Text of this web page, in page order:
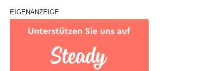
EIGENANZEIGE